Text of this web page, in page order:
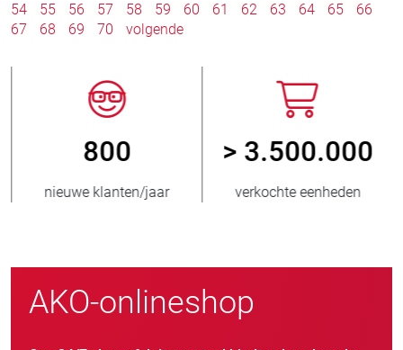
54
55 56 57 58 59 60 61 62 63 64 65
66
67
68 69 70 volgende
800
nieuwe klanten/jaar
> 3.500.000
verkochte eenheden
AKO-onlineshop